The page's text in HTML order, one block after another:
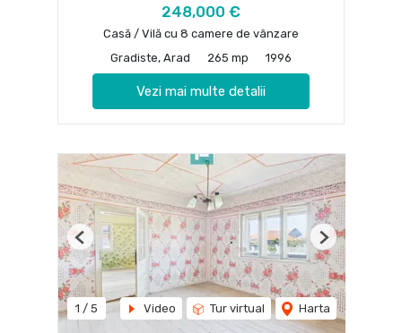
248,000 €
Casă / Vilă cu 8 camere de vânzare
Gradiste, Arad
265 mp 1996
Vezi mai multe detalii
1 / 5 Video Tur virtual Harta
Previous Next